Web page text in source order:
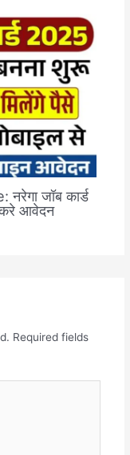
जॉब कार्ड
आवेदन
Required fields